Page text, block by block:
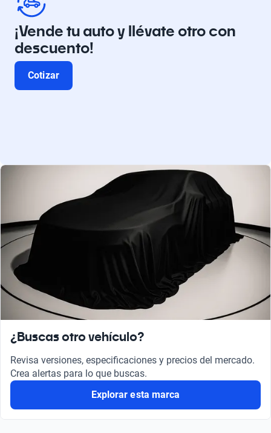
¡Vende tu auto y llévate otro con
descuento!
Cotizar
¿Buscas otro vehículo?
Revisa versiones, especificaciones y precios del mercado.
Crea alertas para lo que buscas.
Explorar esta marca